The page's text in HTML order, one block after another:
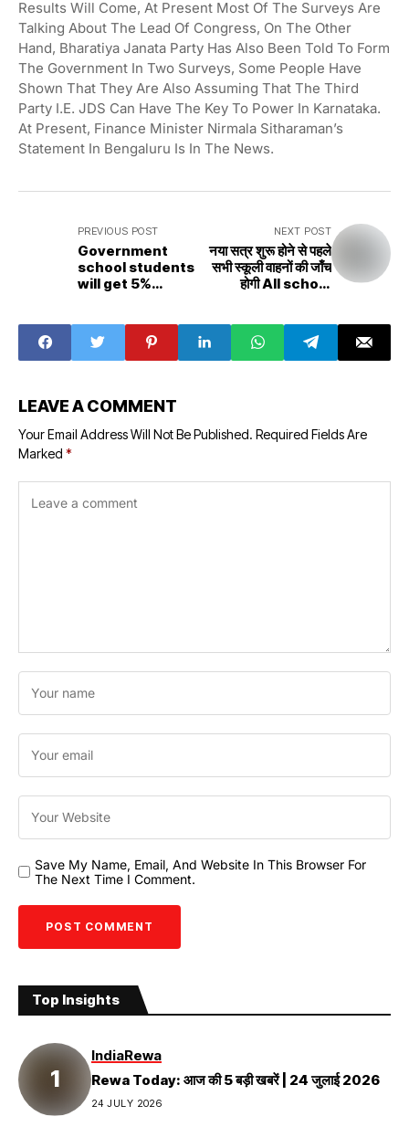
Results Will Come, At Present Most Of The Surveys Are
Talking About The Lead Of Congress, On The Other
Hand, Bharatiya Janata Party Has Also Been Told To Form
The Government In Two Surveys, Some People Have
Shown That They Are Also Assuming That The Third
Party I.e. JDS Can Have The Key To Power In Karnataka.
At Present, Finance Minister Nirmala Sitharaman’s
Statement In Bengaluru Is In The News.
PREVIOUS POST
Government
school students
will get 5%
Madhya Pradesh
NEXT POST
नया सत्र शुरू होने से पहले
सभी स्कूली वाहनों की जाँच
होगी All school
the new session
starts
LEAVE A COMMENT
Your Email Address Will Not Be Published. Required Fields Are
Marked *
Save My Name, Email, And Website In This Browser For
The Next Time I Comment.
Top Insights
IndiaRewa
Rewa Today: आज की 5 बड़ी खबरें | 24 जुलाई 2026
24 JULY 2026